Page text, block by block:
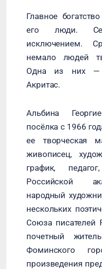
Главное
его люди.
исключением.
немало людей
Одна из них —
Акритас.
Альбина
посёлка с 1966
ее творческая
живописец,
график,
Российской
народный
нескольких
Союза писателей
почетный
Фоминского
произведения